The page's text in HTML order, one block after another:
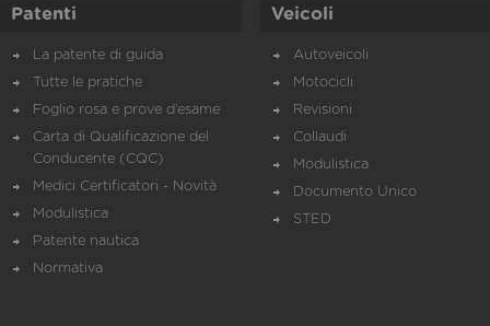
Patenti
La patente di guida
Tutte le pratiche
Foglio rosa e prove d’esame
Carta di Qualificazione del
Conducente (CQC)
Medici Certificatori - Novità
Modulistica
Patente nautica
Normativa
Veicoli
Autoveicoli
Motocicli
Revisioni
Collaudi
Modulistica
Documento Unico
STED